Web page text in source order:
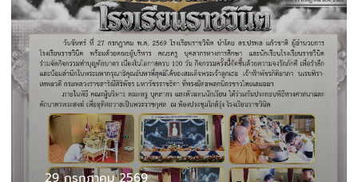
29 กรกฏาคม 2569